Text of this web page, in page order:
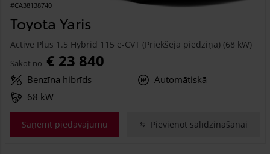
#CA38138740
Toyota Yaris
Active Plus 1.5 Hybrid 115 e-CVT (Priekšējā piedziņa) (68 kW)
Sākot no € 23 840
Benzīna hibrīds
Automātiskā
68 kW
Saņemt piedāvājumu Pievienot salīdzināšanai